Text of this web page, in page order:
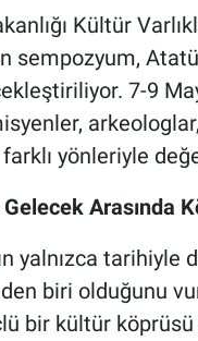
Kültür
sempozyum,
7-9
yönleriyle
Arasında
yalnızca
biri olduğunu
bir kültür